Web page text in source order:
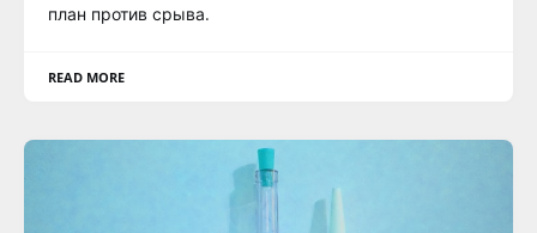
план против срыва.
READ MORE